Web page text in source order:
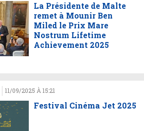
La Présidente de Malte
remet à Mounir Ben
Miled le Prix Mare
Nostrum Lifetime
Achievement 2025
11/09/2025 À 15:21
Festival Cinéma Jet 2025